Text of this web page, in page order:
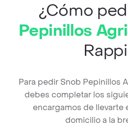
¿Cómo
Pepinillos
Para pedir Snob Pepinillos
debes completar los
encargamos de llevarte
domicilio a la